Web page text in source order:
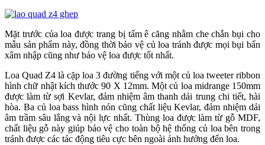
Mặt trước của loa được trang bị tấm ê căng nhằm che chắn bụi cho
mẫu sản phẩm này, đồng thời bảo vệ củ loa tránh được mọi bụi bẩn
xâm nhập cũng như bảo vệ loa được tốt nhất.
Loa Quad Z4 là cặp loa 3 đường tiếng với một củ loa tweeter ribbon
hình chữ nhật kích thước 90 X 12mm. Một củ loa midrange 150mm
được làm từ sợi Kevlar, đảm nhiệm âm thanh dải trung chi tiết, hài
hòa. Ba củ loa bass hình nón cũng chất liệu Kevlar, đảm nhiệm dải
âm trầm sâu lắng và nội lực nhất. Thùng loa được làm từ gỗ MDF,
chất liệu gỗ này giúp bảo vệ cho toàn bộ hệ thống củ loa bên trong
tránh được các tác động tiêu cực bên ngoài ảnh hưởng đến loa.